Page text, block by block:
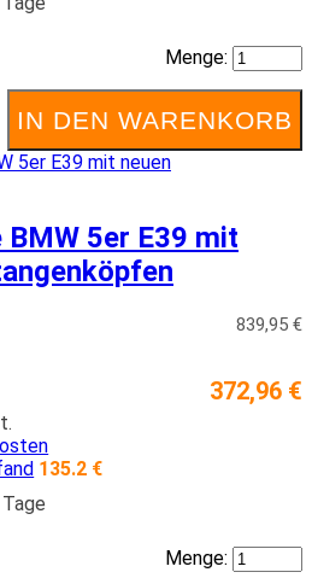
Menge:
IN DEN WARENKORB
5er E39 mit
839,95 €
372,96 €
135.2 €
Menge: